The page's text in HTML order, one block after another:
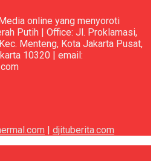
online yang menyoroti
Putih | Office: Jl. Proklamasi,
Menteng, Kota Jakarta Pusat,
10320 | email:
| djituberita.com